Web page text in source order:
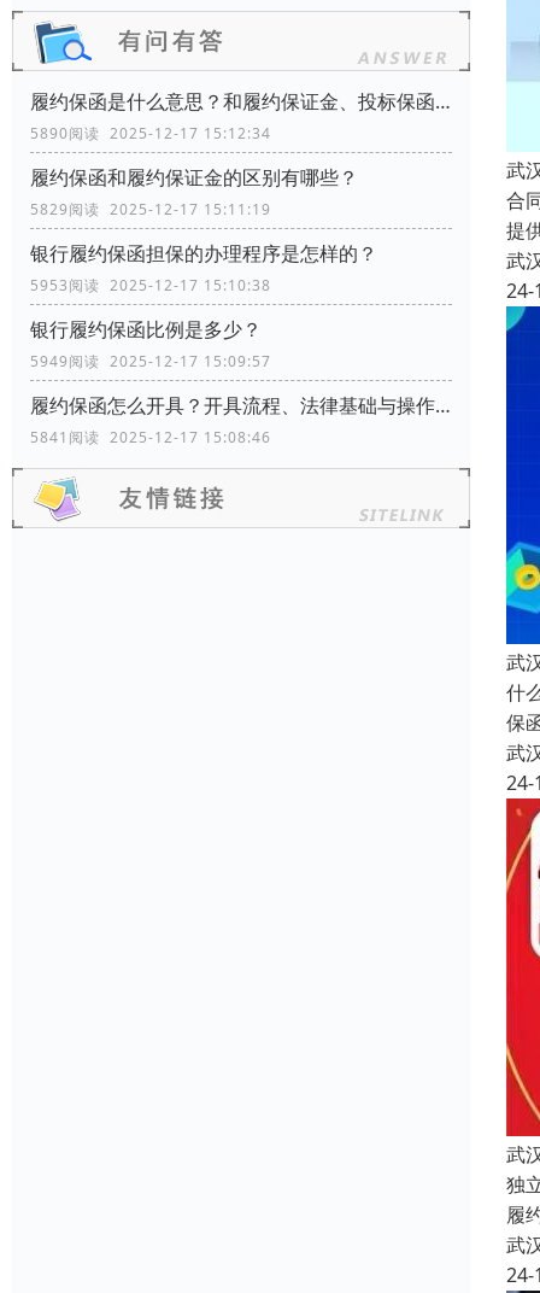
履约保函是什么意思？和履约保证金、投标保函有什么区别？
5890阅读 2025-12-17 15:12:34
履约保函和履约保证金的区别有哪些？
5829阅读 2025-12-17 15:11:19
银行履约保函担保的办理程序是怎样的？
5953阅读 2025-12-17 15:10:38
银行履约保函比例是多少？
5949阅读 2025-12-17 15:09:57
履约保函怎么开具？开具流程、法律基础与操作指南
5841阅读 2025-12-17 15:08:46
武
合
提
武
24-
武
什
保
武
24-
武
独
履
武
24-